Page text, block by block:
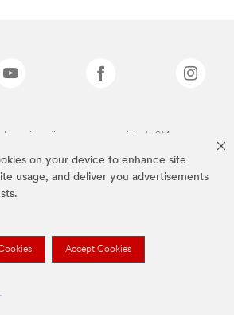
on your device to enhance site
usage, and deliver you advertisements
Accept Cookies
a cima são marcas comerciais da 3M.